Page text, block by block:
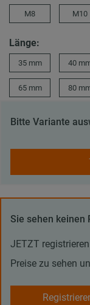
M8 M10
Länge:
35 mm 40
65 mm 80
Bitte Variante
Sie sehen keinen
JETZT
Preise zu sehen